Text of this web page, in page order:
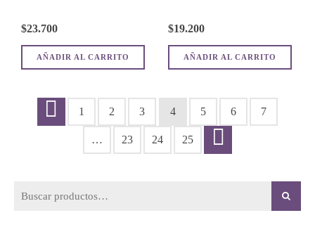
$23.700
AÑADIR AL CARRITO
$19.200
AÑADIR AL CARRITO
1 2 3 4 5 6 7
… 23 24 25